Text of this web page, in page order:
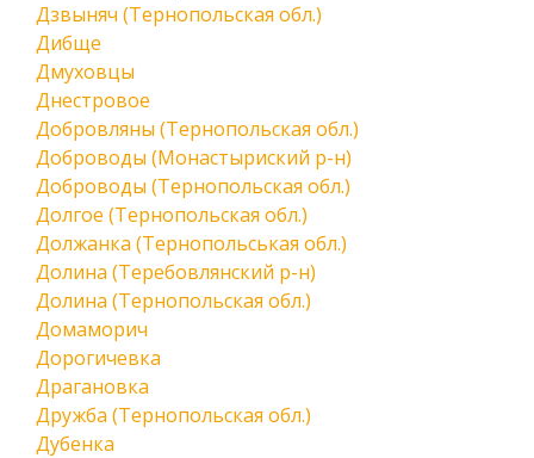
Дзвыняч (Тернопольская обл.)
Дибще
Дмуховцы
Днестровое
Добровляны (Тернопольская обл.)
Доброводы (Монастыриский р-н)
Доброводы (Тернопольская обл.)
Долгое (Тернопольская обл.)
Должанка (Тернопольськая обл.)
Долина (Теребовлянский р-н)
Долина (Тернопольская обл.)
Домаморич
Дорогичевка
Драгановка
Дружба (Тернопольская обл.)
Дубенка